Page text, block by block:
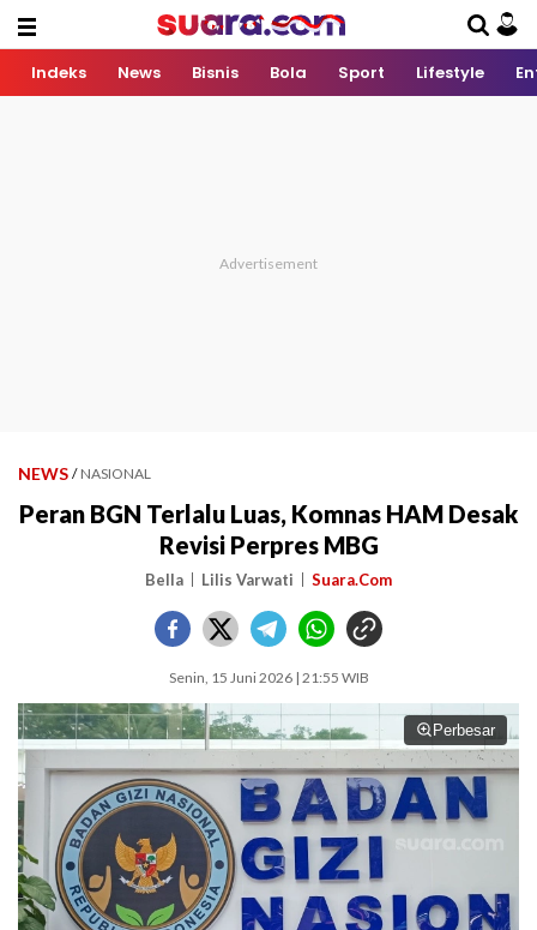
Indeks News Bisnis Bola Sport Lifestyle
NEWS / NASIONAL
Peran BGN Terlalu Luas, Komnas HAM Desak
Revisi Perpres MBG
Bella Lilis Varwati Suara.Com
Senin, 15 Juni 2026 | 21:55 WIB
Perbesar